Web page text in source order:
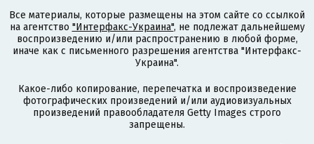
Все материалы, которые размещены на этом сайте со ссылкой
на агентство "Интерфакс-Украина", не подлежат дальнейшему
воспроизведению и/или распространению в любой форме,
иначе как с письменного разрешения агентства "Интерфакс-
Украина".
Какое-либо копирование, перепечатка и воспроизведение
фотографических произведений и/или аудиовизуальных
произведений правообладателя Getty Images строго
запрещены.